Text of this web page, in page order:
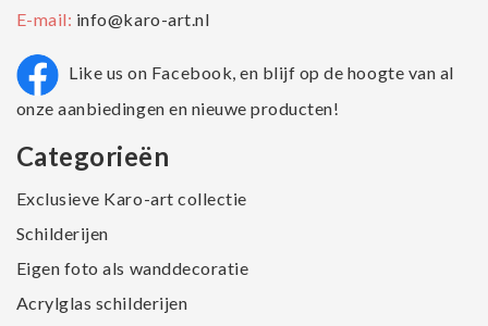
E-mail: info@karo-art.nl
Like us on Facebook, en blijf op de hoogte van al
onze aanbiedingen en nieuwe producten!
Categorieën
Exclusieve Karo-art collectie
Schilderijen
Eigen foto als wanddecoratie
Acrylglas schilderijen